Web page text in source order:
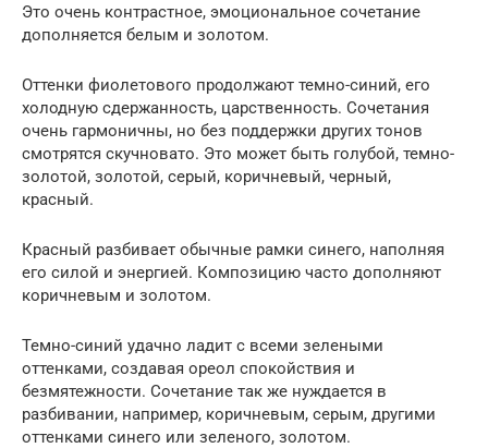
Это очень контрастное, эмоциональное сочетание
дополняется белым и золотом.
Оттенки фиолетового продолжают темно-синий, его
холодную сдержанность, царственность. Сочетания
очень гармоничны, но без поддержки других тонов
смотрятся скучновато. Это может быть голубой, темно-
золотой, золотой, серый, коричневый, черный,
красный.
Красный разбивает обычные рамки синего, наполняя
его силой и энергией. Композицию часто дополняют
коричневым и золотом.
Темно-синий удачно ладит с всеми зелеными
оттенками, создавая ореол спокойствия и
безмятежности. Сочетание так же нуждается в
разбивании, например, коричневым, серым, другими
оттенками синего или зеленого, золотом.